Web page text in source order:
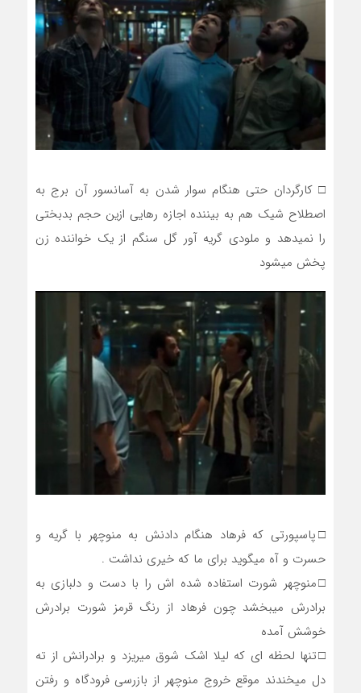
□ کارگردان حتی هنگام سوار شدن به آسانسور آن برج به
اصطلاح شیک هم به بیننده اجازه رهایی ازین حجم بدبختی
را نمیدهد و ملودی گریه آور گل سنگم از یک خواننده زن
پخش میشود
□پاسپورتی که فرهاد هنگام دادنش به منوچهر با گریه و
حسرت و آه میگوید برای ما که خیری نداشت .
□منوچهر شورت استفاده شده اش را با دست و دلبازی به
برادرش میبخشد چون فرهاد از رنگ قرمز شورت برادرش
خوشش آمده
□تنها لحظه ای که لیلا اشک شوق میریزد و برادرانش از ته
دل میخندند موقع خروج منوچهر از بازرسی فرودگاه و رفتن